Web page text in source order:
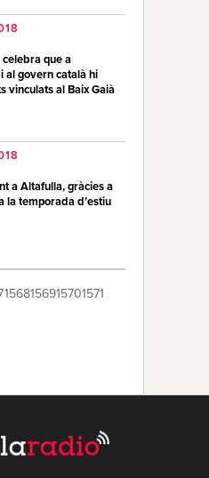
celebra que a
i al govern català hi
vinculats al Baix Gaià
a Altafulla, gràcies a
la temporada d’estiu
1568156915701571
1584 Últim